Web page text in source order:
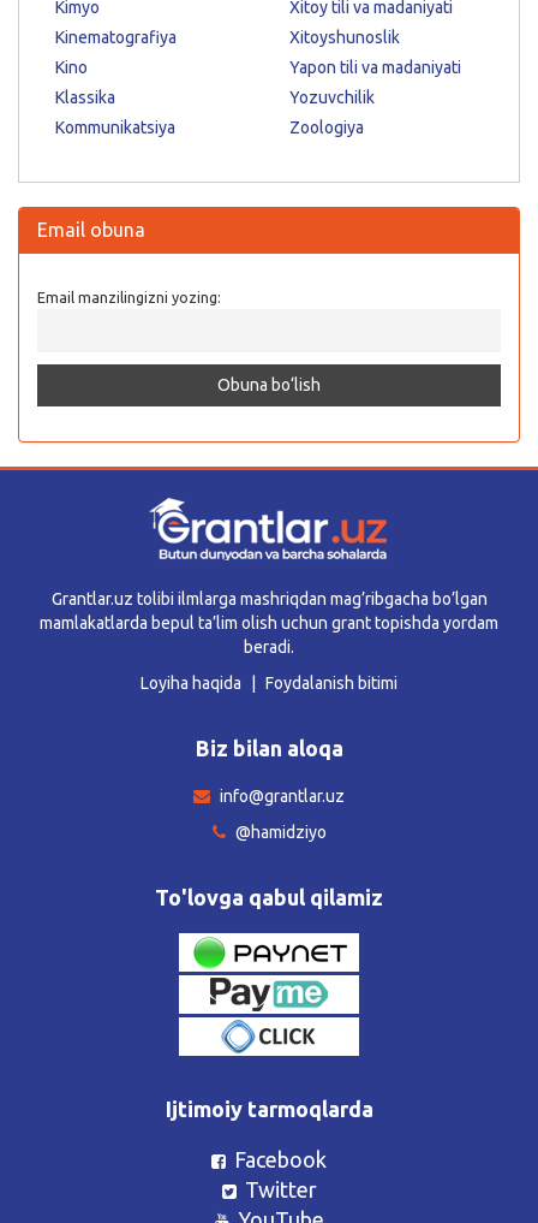
Kimyo
Kinematografiya
Kino
Klassika
Kommunikatsiya
Xitoy tili va madaniyati
Xitoyshunoslik
Yapon tili va madaniyati
Yozuvchilik
Zoologiya
Email obuna
Email manzilingizni yozing:
Grantlar.uz tolibi ilmlarga mashriqdan mag’ribgacha bo’lgan
mamlakatlarda bepul ta’lim olish uchun grant topishda yordam
beradi.
Loyiha haqida
Foydalanish bitimi
Biz bilan aloqa
info@grantlar.uz
@hamidziyo
To'lovga qabul qilamiz
Ijtimoiy tarmoqlarda
Facebook
Twitter